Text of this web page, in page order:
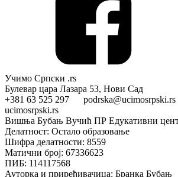
Учимо Српски .rs
Булевар цара Лазара 53, Нови Сад
+381 63 525 297 podrska@ucimosrpski.rs
ucimosrpski.rs
Вишња Бубањ Вучић ПР Едукативни
Делатност: Остало образовање
Шифра делатности: 8559
Матични број: 67336623
ПИБ: 114117568
Ауторка и приређивачица: Бранка Бубањ